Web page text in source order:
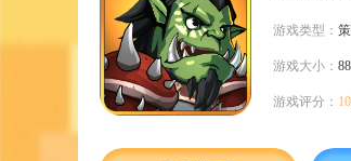
游戏类型：
游戏大小：
游戏评分： 10